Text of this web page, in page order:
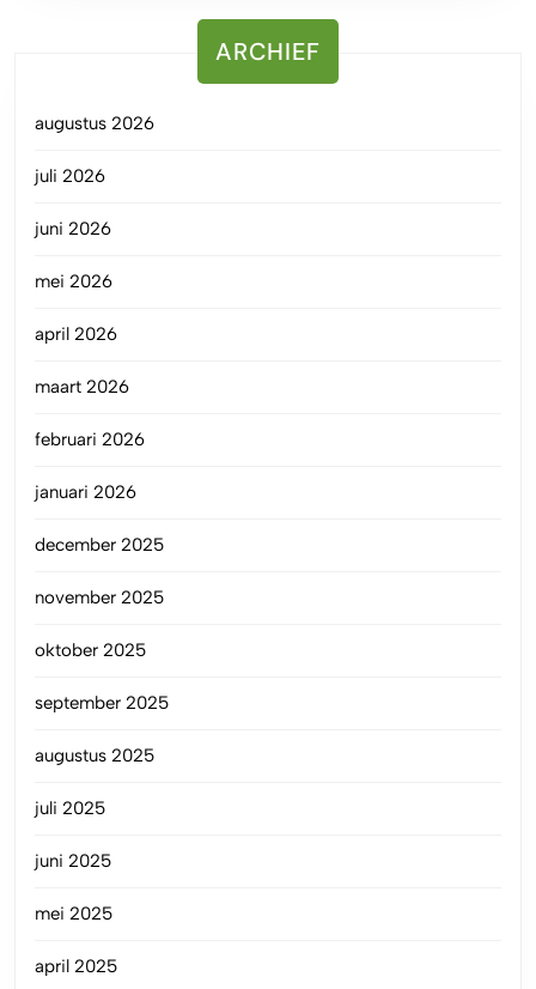
ARCHIEF
augustus 2026
juli 2026
juni 2026
mei 2026
april 2026
maart 2026
februari 2026
januari 2026
december 2025
november 2025
oktober 2025
september 2025
augustus 2025
juli 2025
juni 2025
mei 2025
april 2025